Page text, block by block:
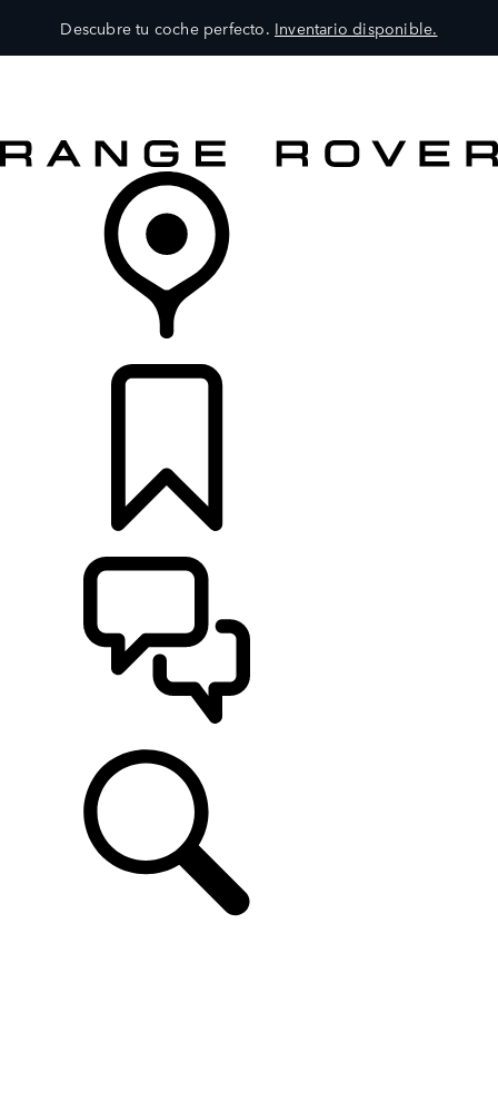
Descubre tu coche perfecto. Inventario disponible.